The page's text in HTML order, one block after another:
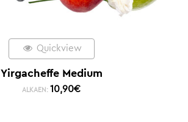
Quickview
Yirgacheffe Medium
ALKAEN: 10,90€